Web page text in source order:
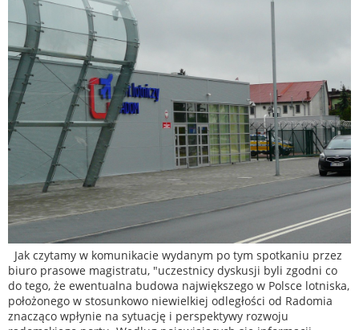
Jak czytamy w komunikacie wydanym po tym spotkaniu przez
biuro prasowe magistratu, "uczestnicy dyskusji byli zgodni co
do tego, że ewentualna budowa największego w Polsce lotniska,
położonego w stosunkowo niewielkiej odległości od Radomia
znacząco wpłynie na sytuację i perspektywy rozwoju